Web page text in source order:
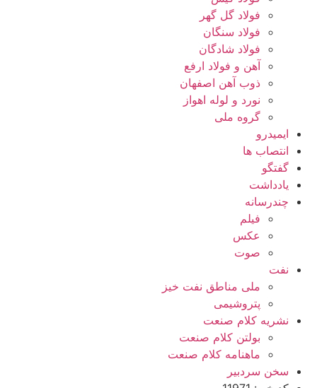
فولاد گل گهر
فولاد سنگان
فولاد شادگان
آهن و فولاد ارفع
ذوب آهن اصفهان
نورد و لوله اهواز
گروه ملی
ایمیدرو
انتصاب ها
گفتگو
یادداشت
چندرسانه
فیلم
عکس
صوت
نفت
ملی مناطق نفت خیز
پتروشیمی
نشریه کلام صنعت
بولتن کلام صنعت
ماهنامه کلام صنعت
سخن سردبیر